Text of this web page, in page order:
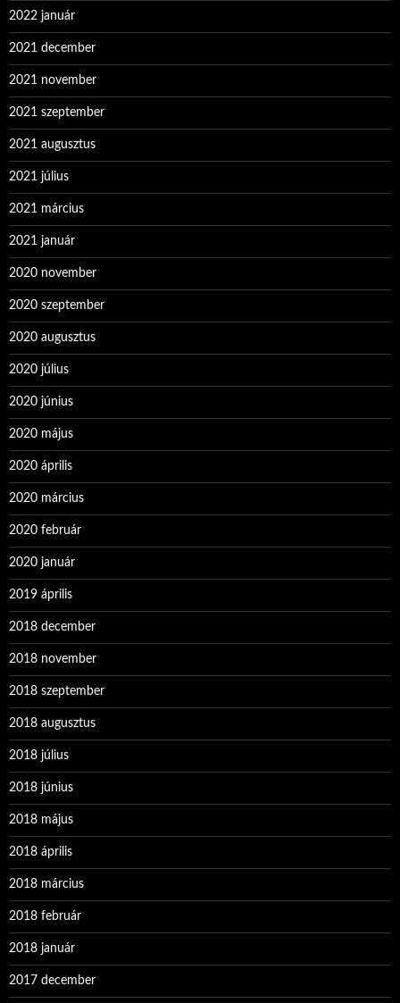
2022 január
2021 december
2021 november
2021 szeptember
2021 augusztus
2021 július
2021 március
2021 január
2020 november
2020 szeptember
2020 augusztus
2020 július
2020 június
2020 május
2020 április
2020 március
2020 február
2020 január
2019 április
2018 december
2018 november
2018 szeptember
2018 augusztus
2018 július
2018 június
2018 május
2018 április
2018 március
2018 február
2018 január
2017 december